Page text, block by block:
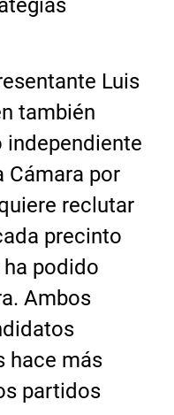
Luis
también
independiente
Cámara por
reclutar
precinto
podido
Ambos
hace más
partidos